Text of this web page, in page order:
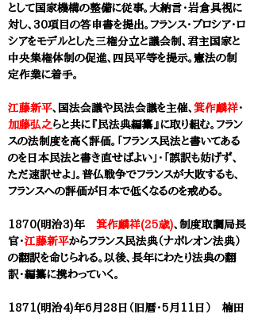
として国家機構の整備に従事。大納言・岩倉具視に
対し、30項目の答申書を提出。フランス・プロシア・ロ
シアをモデルとした三権分立と議会制、君主国家と
中央集権体制の促進、四民平等を提示。憲法の制
定作業に着手。
江藤新平、国法会議や民法会議を主催、 箕作麟祥・
加藤弘之らと共に『民法典編纂』に取り組む。​フラン
スの法制度を高く評価。「フランス民法と書いてある
のを日本民法と書き直せばよい」・「誤訳も妨げず、
ただ速訳せよ」。普仏戦争でフランスが大敗するも、
フランスへの評価が日本で低くなるのを戒める。​
1870(明治3)年 箕作麟祥(25歳)、制度取調局長
官・江藤新平からフランス民法典（ナポレオン法典）
の翻訳を命じられる。以後、長年にわたり法典の翻
訳・編纂に携わっていく。
1871(明治4)年6月28日（旧暦・5月11日） 楠田